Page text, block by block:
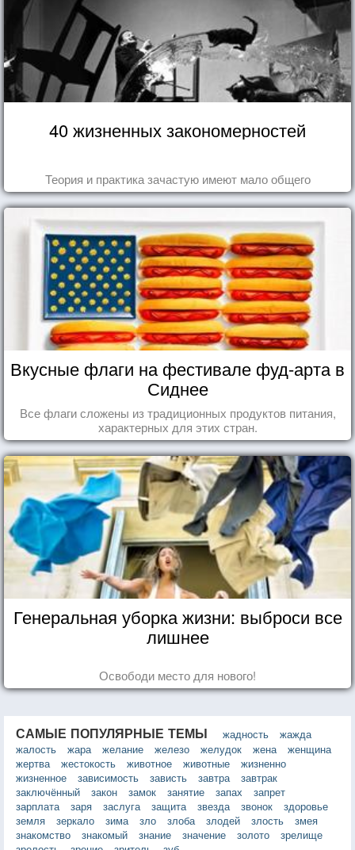
40 жизненных закономерностей
Теория и практика зачастую имеют мало общего
Вкусные флаги на фестивале фуд-арта в
Сиднее
Все флаги сложены из традиционных продуктов питания,
характерных для этих стран.
Генеральная уборка жизни: выброси все
лишнее
Освободи место для нового!
САМЫЕ ПОПУЛЯРНЫЕ ТЕМЫ жадность
жажда
жалость
жара желание железо желудок жена
женщина
жертва
жестокость животное животные
жизненно
жизненное
зависимость зависть завтра
завтрак
заключённый
закон замок занятие запах
запрет
зарплата
заря заслуга защита звезда звонок
здоровье
земля
зеркало зима зло злоба злодей злость
змея
знакомство
знакомый знание значение золото
зрелище